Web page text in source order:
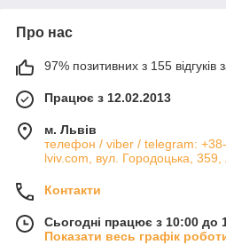
Про нас
97% позитивних з 155 відгуків
Працює з 12.02.2013
м. Львів
телефон / viber / telegram:
lviv.com, вул. Городоцька, 359,
Контакти
Сьогодні працює з 10:00 до
Показати весь графік